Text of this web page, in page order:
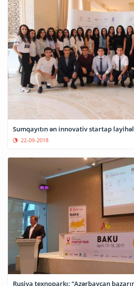
Sumqayıtın ən innovativ startap
22-09-2018
Rusiya texnoparkı: “Azərbaycan